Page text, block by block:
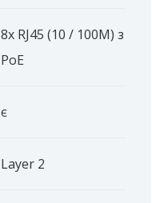
8x RJ45 (10 / 100M) з
PoE
є
Layer 2